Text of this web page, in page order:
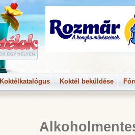
Koktélkatalógus Koktél beküldése